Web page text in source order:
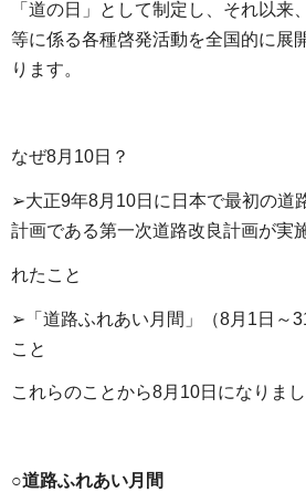
「道の日」として制定し、それ以来
等に係る各種啓発活動を全国的に展
ります。
なぜ8月10日？
➢大正9年8月10日に日本で最初の道
計画である第一次道路改良計画が実
れたこと
➢「道路ふれあい月間」（8月1日～
こと
これらのことから8月10日になりまし
○道路ふれあい月間